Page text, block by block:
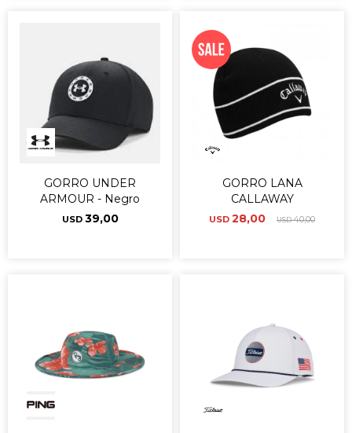
GORRO UNDER
ARMOUR - Negro
USD 39,00
GORRO LANA
CALLAWAY
USD 28,00 USD40,00